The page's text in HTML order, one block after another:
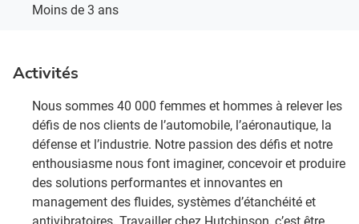
Moins de 3 ans
Activités
Nous sommes 40 000 femmes et hommes à relever les
défis de nos clients de l’automobile, l’aéronautique, la
défense et l’industrie. Notre passion des défis et notre
enthousiasme nous font imaginer, concevoir et produire
des solutions performantes et innovantes en
management des fluides, systèmes d’étanchéité et